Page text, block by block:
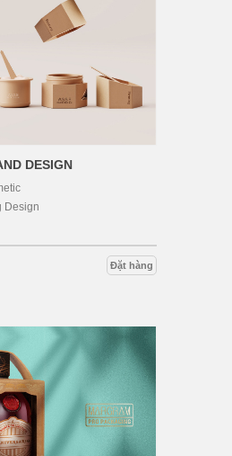
DESIGN
Design
Đặt hàng